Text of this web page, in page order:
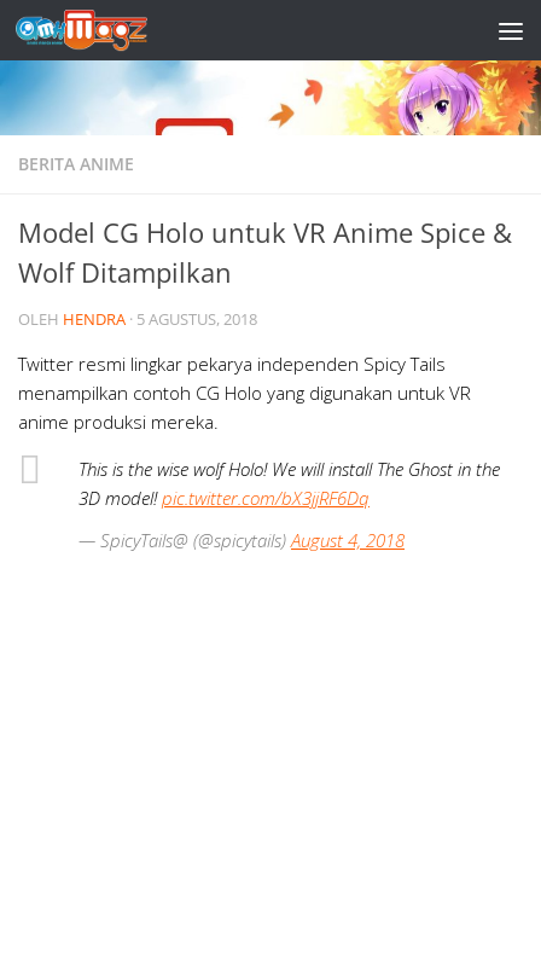
Skip to content
BERITA ANIME
Model CG Holo untuk VR Anime Spice &
Wolf Ditampilkan
OLEH HENDRA · 5 AGUSTUS, 2018
Twitter resmi lingkar pekarya independen Spicy Tails
menampilkan contoh CG Holo yang digunakan untuk VR
anime produksi mereka.
This is the wise wolf Holo! We will install The Ghost in the
3D model!pic.twitter.com/bX3jjRF6Dq
— SpicyTails@ (@spicytails)August 4, 2018